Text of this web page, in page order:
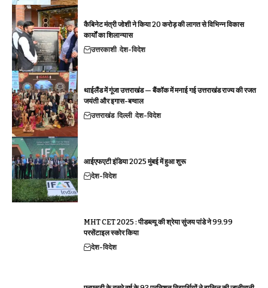
कैबिनेट मंत्री जोशी ने किया 20 करोड़ की लागत से विभिन्न विकास
कार्यों का शिलान्यास
उत्तरकाशी देश-विदेश
थाईलैंड में गूंजा उत्तराखंड — बैंकॉक में मनाई गई उत्तराखंड राज्य की रजत
जयंती और इगास-बग्वाल
उत्तराखंड दिल्ली देश-विदेश
आईएफएटी इंडिया 2025 मुंबई में हुआ शुरू
देश-विदेश
MHT CET 2025 : पीडब्ल्यू की श्रेया सुंजय पांडे ने 99.99
परसेंटाइल स्कोर किया
देश-विदेश